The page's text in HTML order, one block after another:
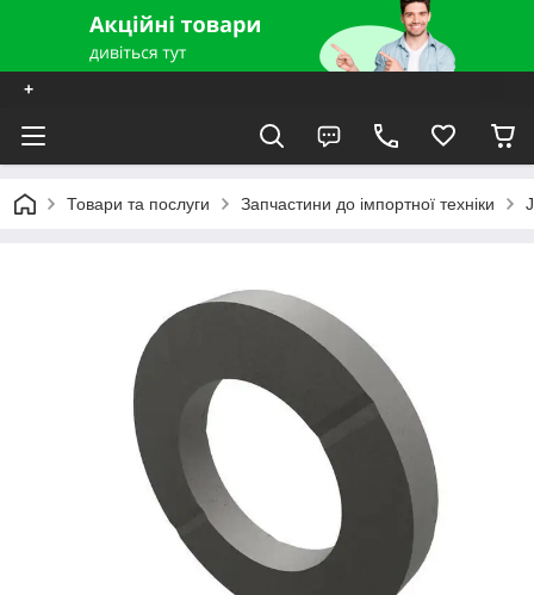
+
Товари та послуги Запчастини до імпортної техніки